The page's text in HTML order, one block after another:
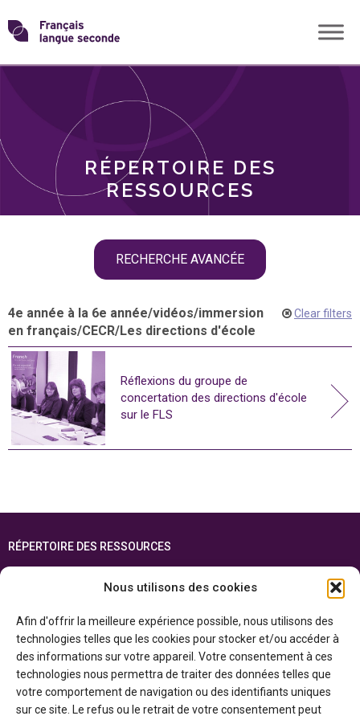
Nous utilisons des cookies
Afin d'offrir la meilleure expérience possible, nous utilisons des
technologies telles que les cookies pour stocker et/ou accéder à
des informations sur votre appareil. Votre consentement à ces
technologies nous permettra de traiter des données telles que
votre comportement de navigation ou des identifiants uniques
sur ce site. Le refus ou le retrait de votre consentement peut
Skip
toTransformons
langue
RÉPERTOIRE DES
RESSOURCES
RECHERCHE AVANCÉE
THÈMES
4e année à la 6e année/vidéos/immersion
en français/CECR/Les directions d'école
Clear filters
Réflexions du groupe de
concertation des directions d'école
sur le FLS
RÉPERTOIRE DES RESSOURCES
ENGLISH
Cette ressource est réalisée grâce au soutien financier du gouvernement de
l’Ontario et du gouvernement duCanada par l’entremise du ministère du
Patrimoine canadien